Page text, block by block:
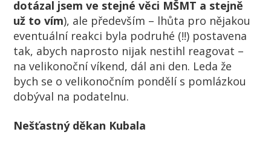
dotázal jsem ve stejné věci MŠMT a stejně
už to vím), ale především – lhůta pro nějakou
eventuální reakci byla podruhé (!!) postavena
tak, abych naprosto nijak nestihl reagovat –
na velikonoční víkend, dál ani den. Leda že
bych se o velikonočním pondělí s pomlázkou
dobýval na podatelnu.
Nešťastný děkan Kubala